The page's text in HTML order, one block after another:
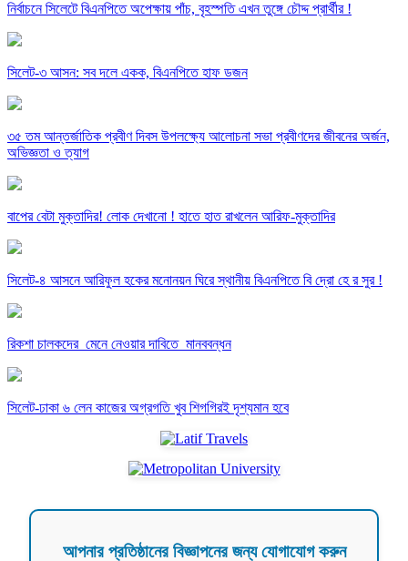
নির্বাচনে সিলেটে বিএনপিতে অপেক্ষায় পাঁচ, বৃহস্পতি এখন তুঙ্গে চৌদ্দ প্রার্থীর !
সিলেট-৩ আসন: সব দলে একক, বিএনপিতে হাফ ডজন
৩৫ তম আন্তর্জাতিক প্রবীণ দিবস উপলক্ষ্যে আলোচনা সভা প্রবীণদের জীবনের অর্জন,
অভিজ্ঞতা ও ত্যাগ
বাপের বেটা মুক্তাদির! লোক দেখানো ! হাতে হাত রাখলেন আরিফ-মুক্তাদির
সিলেট-৪ আসনে আরিফুল হকের মনোনয়ন ঘিরে স্থানীয় বিএনপিতে বি দ্রো হে র সুর !
রিকশা চালকদের মেনে নেওয়ার দাবিতে মানববন্ধন
সিলেট-ঢাকা ৬ লেন কাজের অগ্রগতি খুব শিগগিরই দৃশ্যমান হবে
আপনার প্রতিষ্ঠানের বিজ্ঞাপনের জন্য যোগাযোগ করুন